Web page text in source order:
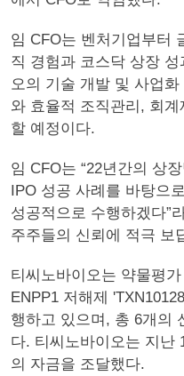
임 CFO는 벤처기업부터
직 경험과 코스닥 상장
오의 기술 개발 및 사업
와 효율적 조직관리, 회
할 예정이다.
임 CFO는 “22년간의 상
IPO 성공 사례를 바탕으
성공적으로 수행하겠다”
주주들의 신뢰에 적극 보
티씨노바이오는 약물평
ENPP1 저해제
행하고 있으며, 총 6개의
다. 티씨노바이오는 지난
의 자금을 조달했다.